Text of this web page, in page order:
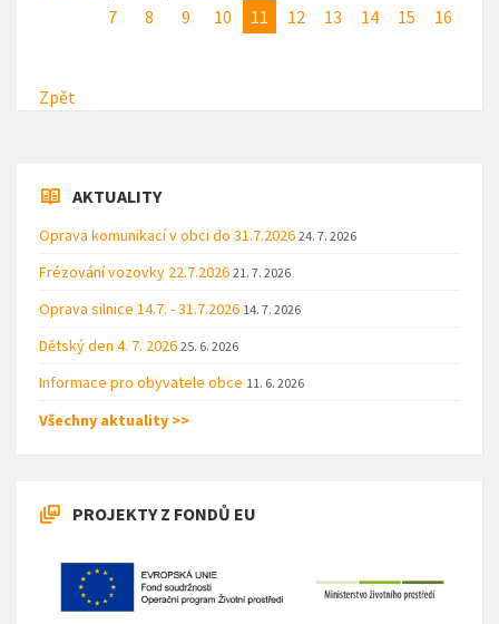
7
8 9 10 11 12 13 14 15 16
Zpět
AKTUALITY
Oprava komunikací v obci do 31.7.2026 24. 7. 2026
Frézování vozovky 22.7.2026 21. 7. 2026
Oprava silnice 14.7. - 31.7.2026 14. 7. 2026
Dětský den 4. 7. 2026 25. 6. 2026
Informace pro obyvatele obce 11. 6. 2026
Všechny aktuality >>
PROJEKTY Z FONDŮ EU